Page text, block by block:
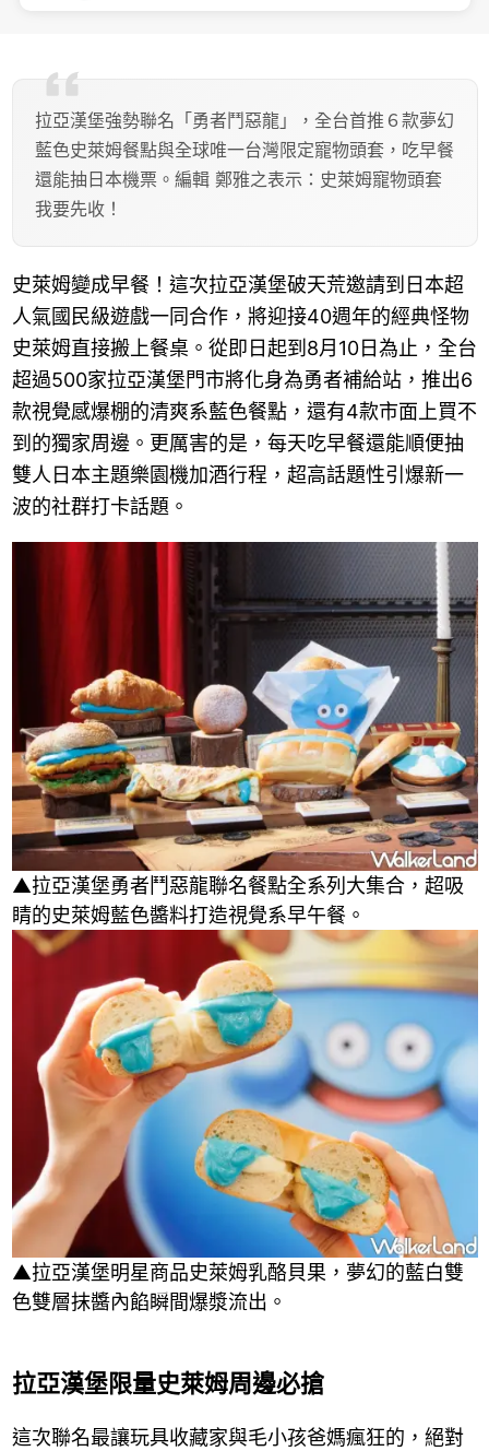
拉亞漢堡強勢聯名「勇者鬥惡龍」，全台首推６款夢幻
藍色史萊姆餐點與全球唯一台灣限定寵物頭套，吃早餐
還能抽日本機票。編輯 鄭雅之表示：史萊姆寵物頭套
我要先收！
史萊姆變成早餐！這次拉亞漢堡破天荒邀請到日本超
人氣國民級遊戲一同合作，將迎接40週年的經典怪物
史萊姆直接搬上餐桌。從即日起到8月10日為止，全台
超過500家拉亞漢堡門市將化身為勇者補給站，推出6
款視覺感爆棚的清爽系藍色餐點，還有4款市面上買不
到的獨家周邊。更厲害的是，每天吃早餐還能順便抽
雙人日本主題樂園機加酒行程，超高話題性引爆新一
波的社群打卡話題。
▲拉亞漢堡勇者鬥惡龍聯名餐點全系列大集合，超吸
睛的史萊姆藍色醬料打造視覺系早午餐。
▲拉亞漢堡明星商品史萊姆乳酪貝果，夢幻的藍白雙
色雙層抹醬內餡瞬間爆漿流出。
拉亞漢堡限量史萊姆周邊必搶
這次聯名最讓玩具收藏家與毛小孩爸媽瘋狂的，絕對